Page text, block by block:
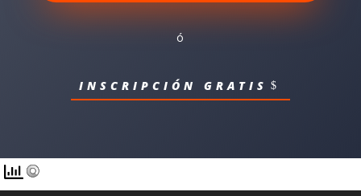
ó
INSCRIPCIÓN GRATIS